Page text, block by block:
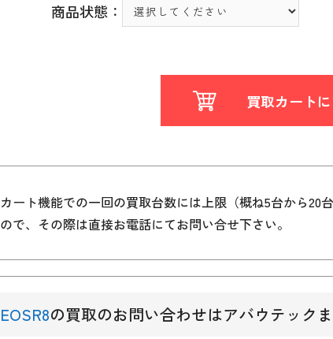
商品状態：
買取カート
カート機能での一回の買取台数には上限（概ね5台から20
ので、その際は直接お電話にてお問い合せ下さい。
EOSR8の買取のお問い合わせはアバウテック